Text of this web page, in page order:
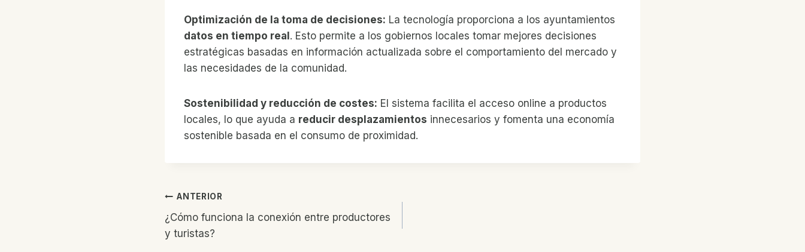
Optimización de la toma de decisiones: La tecnología proporciona a los ayuntamientos
datos en tiempo real. Esto permite a los gobiernos locales tomar mejores decisiones
estratégicas basadas en información actualizada sobre el comportamiento del mercado y
las necesidades de la comunidad.
Sostenibilidad y reducción de costes: El sistema facilita el acceso online a productos
locales, lo que ayuda a reducir desplazamientos innecesarios y fomenta una economía
sostenible basada en el consumo de proximidad.
Navegación
De
ANTERIOR
¿Cómo funciona la conexión entre productores
y turistas?